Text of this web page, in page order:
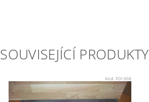
SOUVISEJÍCÍ PRODUKTY
Kód: FO1008